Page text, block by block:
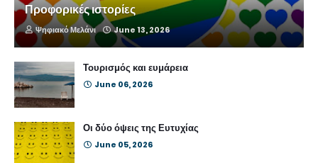
Προφορικές ιστορίες
Ψηφιακό Μελάνι June 13, 2026
Τουρισμός και ευμάρεια
June 06, 2026
Οι δύο όψεις της Ευτυχίας
June 05, 2026